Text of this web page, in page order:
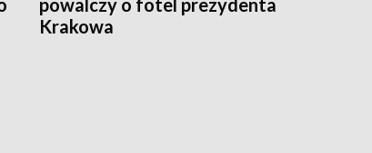
powalczy o fotel prezydenta
Krakowa